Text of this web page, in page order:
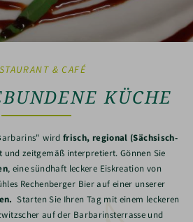
& CAFÉ
KÜCHE
wird frisch, regional (Sächsisch-
und zeitgemäß interpretiert. Gönnen Sie
, eine sündhaft leckere Eiskreation von
Rechenberger Bier auf einer unserer
Starten Sie Ihren Tag mit einem leckeren
auf der Barbarinsterrasse und